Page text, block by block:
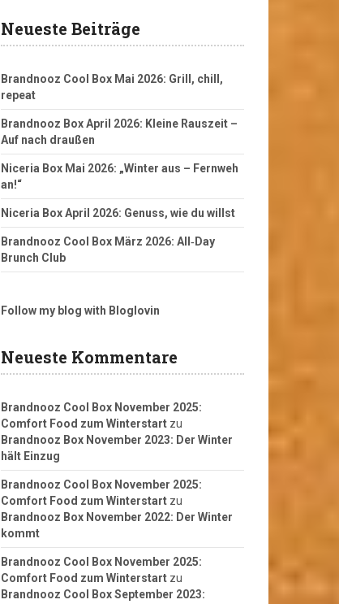
Neueste Beiträge
Brandnooz Cool Box Mai 2026: Grill, chill,
repeat
Brandnooz Box April 2026: Kleine Rauszeit –
Auf nach draußen
Niceria Box Mai 2026: „Winter aus – Fernweh
an!“
Niceria Box April 2026: Genuss, wie du willst
Brandnooz Cool Box März 2026: All‑Day
Brunch Club
Follow my blog with Bloglovin
Neueste Kommentare
Brandnooz Cool Box November 2025:
Comfort Food zum Winterstart zu
Brandnooz Box November 2023: Der Winter
hält Einzug
Brandnooz Cool Box November 2025:
Comfort Food zum Winterstart zu
Brandnooz Box November 2022: Der Winter
kommt
Brandnooz Cool Box November 2025:
Comfort Food zum Winterstart zu
Brandnooz Cool Box September 2023: